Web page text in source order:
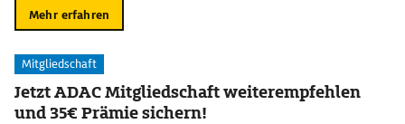
Mehr erfahren
Mitgliedschaft
Jetzt ADAC Mitgliedschaft weiterempfehlen
und 35€ Prämie sichern!